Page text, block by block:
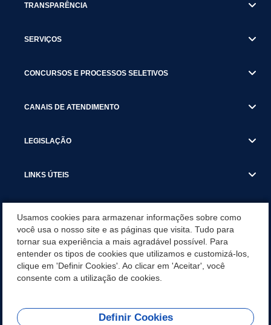
TRANSPARÊNCIA
SERVIÇOS
CONCURSOS E PROCESSOS SELETIVOS
CANAIS DE ATENDIMENTO
LEGISLAÇÃO
LINKS ÚTEIS
NOTÍCIAS
DOWNLOADS
Usamos cookies para armazenar informações sobre como
você usa o nosso site e as páginas que visita. Tudo para
tornar sua experiência a mais agradável possível. Para
entender os tipos de cookies que utilizamos e customizá-los,
clique em 'Definir Cookies'. Ao clicar em 'Aceitar', você
consente com a utilização de cookies.
Definir Cookies